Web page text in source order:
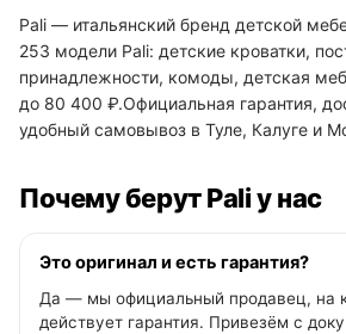
Pali — итальянский бренд детской
253 модели Pali: детские кроватки,
принадлежности, комоды, детская
до 80 400 ₽.Официальная гарантия,
удобный самовывоз в Туле, Калуге и
Почему берут Pali у нас
Это оригинал и есть гарантия?
Да — мы официальный продавец, на
действует гарантия. Привезём с